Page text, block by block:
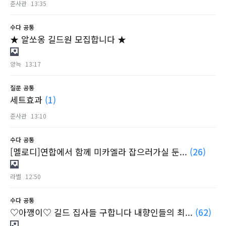
준사관 13:35
수다 공통
★ 알쏘옹 길드원 모집합니다 ★
양늑 13:17
질문 공통
세트효과 (1)
준사관 13:10
수다 공통
[멜로디]연합에서 함께 미카엘라 잡으러가실 둔... (26)
라벨 12:50
수다 공통
♡아깽이♡ 길드 집사들 구합니다 내향인들의 최... (62)